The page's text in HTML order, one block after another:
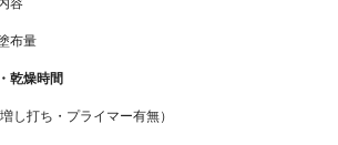
容
布量
乾燥時間
し打ち・プライマー有無）